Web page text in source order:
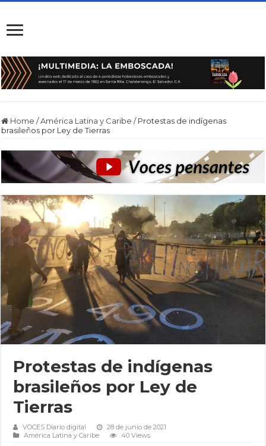
Home /América Latina y Caribe / Protestas de indígenas
brasileños por Ley de Tierras
Protestas de indígenas
brasileños por Ley de
Tierras
VOCES Diario digital
28 de junio de 2021
América Latina y Caribe
40 Views